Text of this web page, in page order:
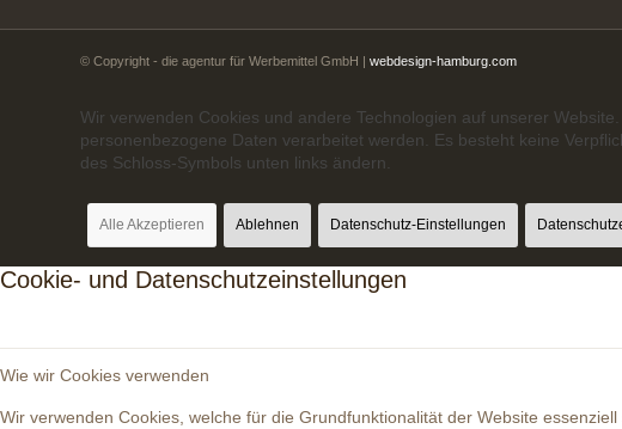
© Copyright - die agentur für Werbemittel GmbH | webdesign-hamburg.com
Wir verwenden Cookies und andere Technologien auf unserer
personenbezogene Daten verarbeitet werden. Es besteht keine
des Schloss-Symbols unten links ändern.
Alle Akzeptieren Ablehnen Datenschutz-Einstellungen
Cookie- und Datenschutzeinstellungen
Wie wir Cookies verwenden
Wir verwenden Cookies, welche für die Grundfunktionalität der Website